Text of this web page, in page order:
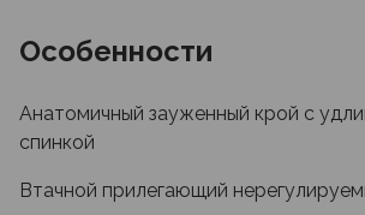
активное утепление или утепление
передвижения. Куртка рассчитана
спидхайкинг, лыжный туризм и тд.
Являются частью многослойной
системы одежды.
Особенности
Анатомичный зауженный крой с
спинкой
Втачной прилегающий